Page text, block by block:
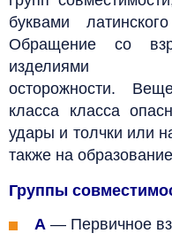
буквами
Обращение со
изделиями
осторожности.
класса класса
удары и толчки или
также на
Группы
A — Первичное